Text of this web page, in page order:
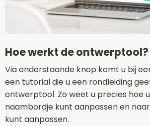
Hoe werkt de ontwerptool?
Via onderstaande knop komt u bij
een tutorial die u een rondleiding
ontwerptool. Zo weet u precies hoe
naambordje kunt aanpassen en
kunt aanpassen.